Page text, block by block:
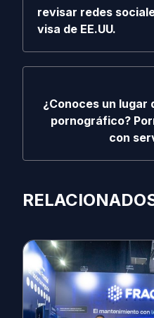
revisar redes
visa de EE.UU.
¿Conoces un lugar
pornográfico?
con